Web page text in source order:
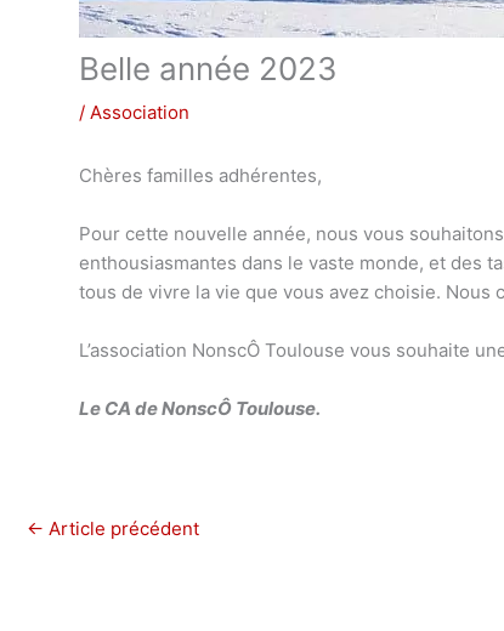
Belle année 2023
/ Association
Chères familles adhérentes,
Pour cette nouvelle année, nous vous
enthousiasmantes dans le vaste monde, et des
tous de vivre la vie que vous avez choisie.
L’association NonscÔ Toulouse vous souhaite
Le CA de NonscÔ Toulouse.
← Article précédent